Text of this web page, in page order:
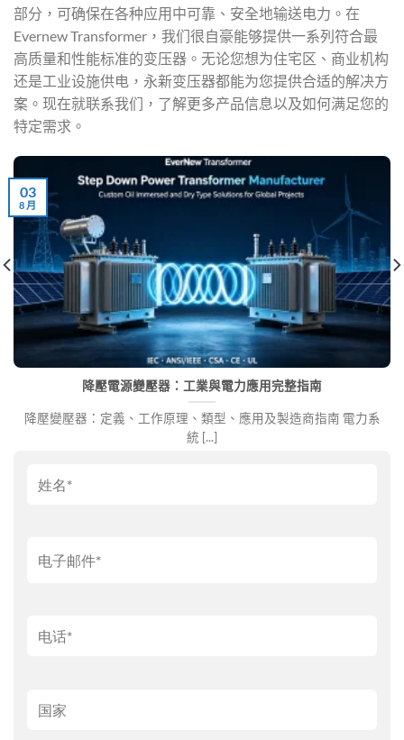
部分，可确保在各种应用中可靠、安全地输送电力。在
Evernew Transformer，我们很自豪能够提供一系列符合最
高质量和性能标准的变压器。无论您想为住宅区、商业机构
还是工业设施供电，永新变压器都能为您提供合适的解决方
案。现在就联系我们，了解更多产品信息以及如何满足您的
特定需求。
降壓電源變壓器：工業與電力應用完整指南
降壓變壓器：定義、工作原理、類型、應用及製造商指南 電力系
統 [...]
03
8 月